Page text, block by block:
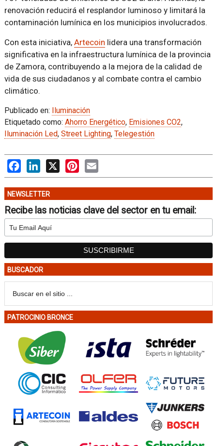
renovación reducirá el resplandor luminoso y limitará la
contaminación lumínica en los municipios involucrados.
Con esta iniciativa, Artecoin lidera una transformación
significativa en la infraestructura lumínica de la provincia
de Zamora, contribuyendo a la mejora de la calidad de
vida de sus ciudadanos y al combate contra el cambio
climático.
Publicado en:
Iluminación
Etiquetado como: Ahorro Energético, Emisiones CO2,
Iluminación Led, Street Lighting, Telegestión
FacebookLinkedIn Pinterest
NEWSLETTER
Recibe las noticias clave del sector en tu email:
BUSCADOR
PATROCINIO BRONCE